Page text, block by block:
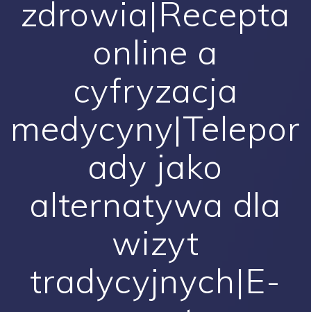
zdrowia|Recepta
online a
cyfryzacja
medycyny|Telepor
ady jako
alternatywa dla
wizyt
tradycyjnych|E-